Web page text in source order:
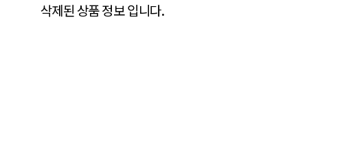
삭제된 상품 정보 입니다.